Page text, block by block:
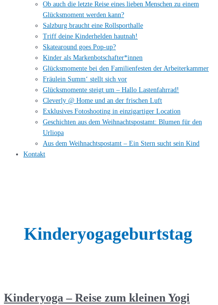
Ob auch die letzte Reise eines lieben Menschen zu einem
Glücksmoment werden kann?
Salzburg braucht eine Rollsporthalle
Triff deine Kinderhelden hautnah!
Skatearound goes Pop-up?
Kinder als Markenbotschafter*innen
Glücksmomente bei den Familienfesten der Arbeiterkammer
Fräulein Summ‘ stellt sich vor
Glücksmomente steigt um – Hallo Lastenfahrrad!
Cleverly @ Home und an der frischen Luft
Exklusives Fotoshooting in einzigartiger Location
Geschichten aus dem Weihnachtspostamt: Blumen für den
Urliopa
Aus dem Weihnachtspostamt – Ein Stern sucht sein Kind
Kontakt
Kinderyogageburtstag
Kinderyoga – Reise zum kleinen Yogi